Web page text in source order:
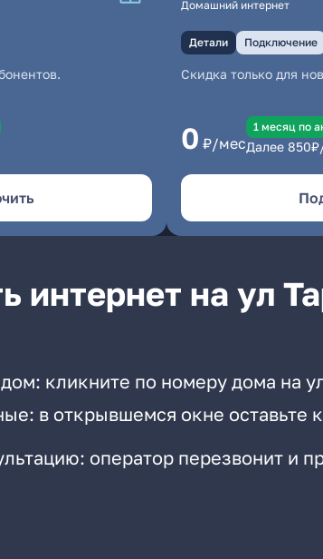
Домашний интернет
Детали Подключение
Скидка только для
0 ₽/мес
1 месяц по
Далее 850
интернет на ул
кликните по номеру дома на
в открывшемся окне оставьте
оператор перезвонит и